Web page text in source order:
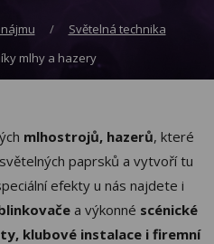
Světelná technika
mlhy a hazery
mlhostrojů, hazerů, které
paprsků a vytvoří tu
efekty u nás najdete i
a výkonné scénické
klubové instalace i firemní